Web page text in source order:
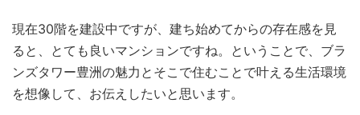
現在30階を建設中ですが、建ち始めてからの存在感を見
ると、とても良いマンションですね。ということで、ブラ
ンズタワー豊洲の魅力とそこで住むことで叶える生活環境
を想像して、お伝えしたいと思います。